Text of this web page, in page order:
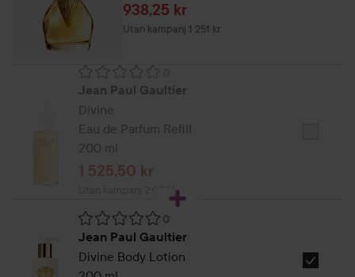
Reapris
938,25 kr
Utan kampanj 1 251 kr
Betyg: null. Baserat på 0 betyg
Jean Paul Gaultier
Divine
Eau de Parfum Refill
200 ml
Reapris
1 525,50 kr
Utan kampanj 2 034 kr
Eau
de
0
Betyg: null. Baserat på 0 betyg
Jean Paul Gaultier
Divine Body Lotion
Välj